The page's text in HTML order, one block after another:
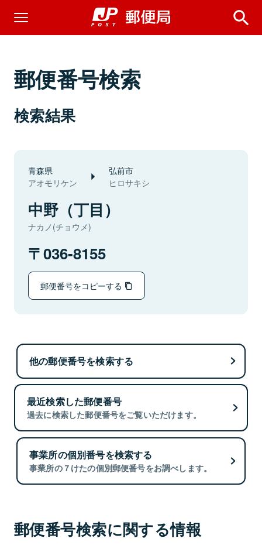
郵便番号検索
検索結果
青森県
アオモリケン
弘前市
ヒロサキシ
中野（丁目）
ナカノ(チョウメ)
036-8155
郵便番号をコピーする
他の郵便番号を検索する
最近検索した郵便番号
過去に検索した郵便番号をご覧いただけます。
事業所の個別番号を検索する
事業所の７けたの個別郵便番号をお調べします。
郵便番号検索に関する情報